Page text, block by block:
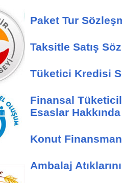
Paket Tur
Taksitle Satış
Tüketici Kredisi
Finansal
Esaslar
Konut
Ambalaj